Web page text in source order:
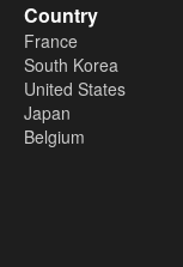
Country
France
South Korea
United States
Japan
Belgium